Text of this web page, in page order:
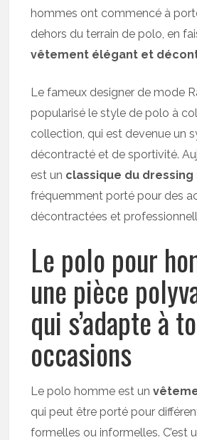
hommes ont commencé à
dehors du terrain de polo, en
vêtement élégant et
Le fameux designer de mode
popularisé le style de polo à
collection, qui est devenue un
décontracté et de sportivité.
est un classique du dressing
fréquemment porté pour des
décontractées et
Le polo pour
une pièce
qui s’adapte à
occasions
Le polo homme est un
qui peut être porté pour
formelles ou informelles. C’est